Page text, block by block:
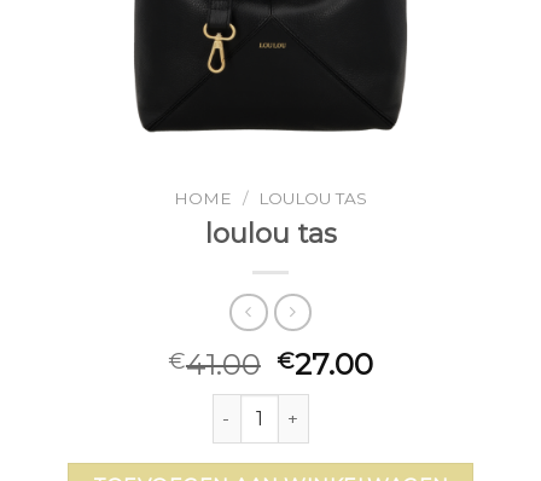
HOME / LOULOU TAS
loulou tas
€41.00 €27.00
loulou tas aantal